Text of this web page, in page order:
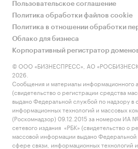
Пользовательское соглашение
Политика обработки файлов cookie
Политика в отношении обработки
Облако для бизнеса
Корпоративный регистратор
© ООО «БИЗНЕСПРЕСС», АО
2026.
Сообщения и материалы информационного
(свидетельство о регистрации средства
выдано Федеральной службой по надзору в
информационных технологий и массовых
(Роскомнадзор) 09.12.2015 за номером ИА
сетевого издания «РБК» (свидетельство о
массовой информации выдано
сфере связи, информационных технологий